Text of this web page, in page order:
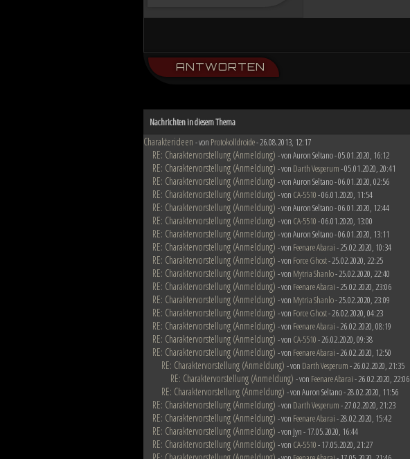
ANTWORTEN
Nachrichten in diesem Thema
Charakterideen - von Protokolldroide- 26.08.2013, 12:17
RE: Charaktervorstellung (Anmeldung) - von Auron Seltano - 05.01.2020, 16:12
RE: Charaktervorstellung (Anmeldung) - von Darth Vesperum- 05.01.2020, 20:41
RE: Charaktervorstellung (Anmeldung) - von Auron Seltano - 06.01.2020, 02:56
RE: Charaktervorstellung (Anmeldung) - von CA-5510- 06.01.2020, 11:54
RE: Charaktervorstellung (Anmeldung) - von Auron Seltano - 06.01.2020, 12:44
RE: Charaktervorstellung (Anmeldung) - von CA-5510- 06.01.2020, 13:00
RE: Charaktervorstellung (Anmeldung) - von Auron Seltano - 06.01.2020, 13:11
RE: Charaktervorstellung (Anmeldung) - von Feenare Abarai- 25.02.2020, 10:34
RE: Charaktervorstellung (Anmeldung) - von Force Ghost- 25.02.2020, 22:25
RE: Charaktervorstellung (Anmeldung) - von Mytria Shanlo- 25.02.2020, 22:40
RE: Charaktervorstellung (Anmeldung) - von Feenare Abarai- 25.02.2020, 23:06
RE: Charaktervorstellung (Anmeldung) - von Mytria Shanlo- 25.02.2020, 23:09
RE: Charaktervorstellung (Anmeldung) - von Force Ghost- 26.02.2020, 04:23
RE: Charaktervorstellung (Anmeldung) - von Feenare Abarai- 26.02.2020, 08:19
RE: Charaktervorstellung (Anmeldung) - von CA-5510- 26.02.2020, 09:38
RE: Charaktervorstellung (Anmeldung) - von Feenare Abarai- 26.02.2020, 12:50
RE: Charaktervorstellung (Anmeldung) - von Darth Vesperum- 26.02.2020, 21:35
RE: Charaktervorstellung (Anmeldung) - von Feenare Abarai- 26.02.2020, 22:06
RE: Charaktervorstellung (Anmeldung) - von Auron Seltano - 28.02.2020, 11:56
RE: Charaktervorstellung (Anmeldung) - von Darth Vesperum- 27.02.2020, 21:23
RE: Charaktervorstellung (Anmeldung) - von Feenare Abarai- 28.02.2020, 15:42
RE: Charaktervorstellung (Anmeldung) - von Jyn - 17.05.2020, 16:44
RE: Charaktervorstellung (Anmeldung) - von CA-5510- 17.05.2020, 21:27